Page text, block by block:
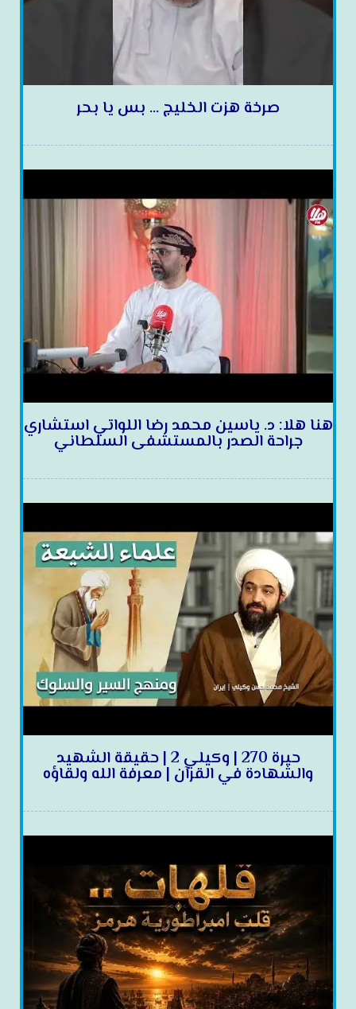
صرخة هزت الخليج … بس يا بحر
هنا هلا: د. ياسين محمد رضا اللواتي استشاري
جراحة الصدر بالمستشفى السلطاني
حيرة 270 | وكيلي 2 | حقيقة الشهيد
والشهادة في القرآن | معرفة الله ولقاؤه